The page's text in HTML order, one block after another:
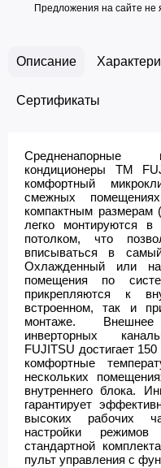
Предложения на сайте не
Описание
Сертификаты
Средненапорные
кондиционеры ТМ
комфортный
смежных
компактным размерам
легко монтируются в
потолком, что
вписываться в
Охлажденный или
помещения по
прикрепляются к
встроенном, так и
монтаже.
инверторных
FUJITSU достигает
комфортные
нескольких
внутреннего блока.
гарантирует
высоких рабочих
настройки
стандартной
пульт управления с